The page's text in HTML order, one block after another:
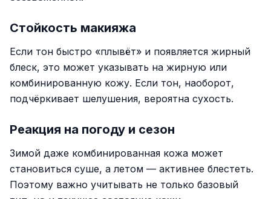
Стойкость макияжа
Если тон быстро «плывёт» и появляется жирный
блеск, это может указывать на жирную или
комбинированную кожу. Если тон, наоборот,
подчёркивает шелушения, вероятна сухость.
Реакция на погоду и сезон
Зимой даже комбинированная кожа может
становиться суше, а летом — активнее блестеть.
Поэтому важно учитывать не только базовый